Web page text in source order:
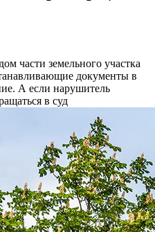
части земельного участка
документы в
А если нарушитель
в суд